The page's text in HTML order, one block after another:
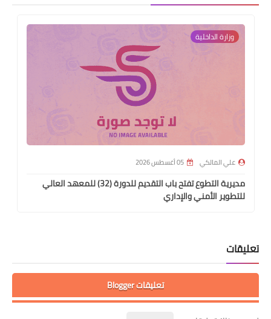
وزارة الداخلية
علي المالكي 05 أغسطس 2026
مديرية التطوع تفتح باب التقديم للدورة (32) للمعهد العالي
للتطوير الأمني والإداري
تعليقات
تعليقات Blogger